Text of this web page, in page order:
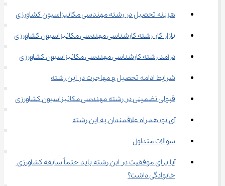
هزینه تحصیل در رشته مهندسی مکانیزاسیون کشاورزی
بازار کار رشته کارشناسی مهندسی مکانیزاسیون کشاورزی
درآمد رشته کارشناسی مهندسی مکانیزاسیون کشاورزی
شرایط ادامه تحصیل و مهاجرت در این رشته
قبولی تضمینی در رشته مهندسی مکانیزاسیون کشاورزی
آی نو؛ همراه علاقمندان به این رشته
سوالات متداول
آیا برای موفقیت در این رشته باید حتماً سابقه کشاورزی
خانوادگی داشت؟